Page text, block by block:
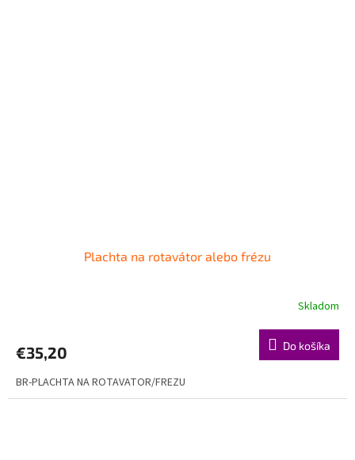
Plachta na rotavátor alebo frézu
Skladom
€35,20 Do košíka
BR-PLACHTA NA ROTAVATOR/FREZU